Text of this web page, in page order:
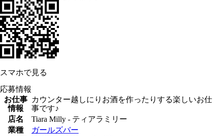
スマホで見る
応募情報
お仕事
情報
カウンター越しにりお酒を作ったりする楽しいお仕
事です♪
店名
Tiara Milly - ティアラミリー
業種
ガールズバー